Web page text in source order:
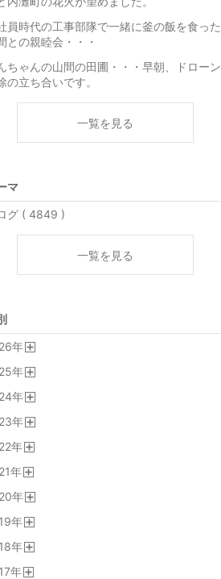
員時代の工事部隊で一緒に釜の飯を食った
との親睦会・・・
ちゃんの山間の田圃・・・早朝、ドローン
の立ち合いです。
一覧を見る
マ
グ ( 4849 )
一覧を見る
年
年
年
年
年
年
年
年
年
年